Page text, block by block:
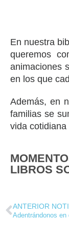
En nuestra
queremos
animaciones
en los que
Además, en
familias se
vida
LIBROS
ANTERIOR
Adentrándonos